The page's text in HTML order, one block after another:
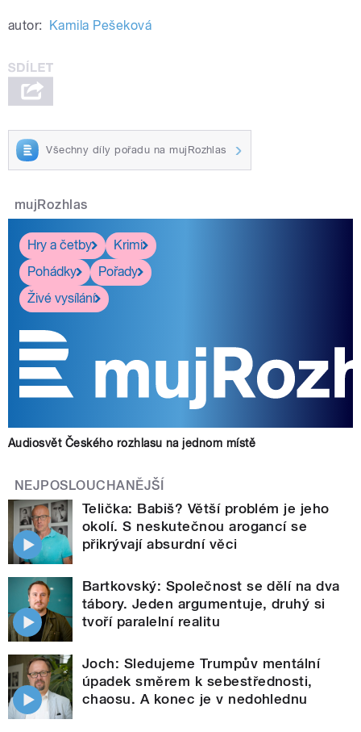
autor: Kamila Pešeková
Všechny díly pořadu na mujRozhlas
mujRozhlas
Hry a četby
Krimi
Pohádky
Pořady
Živé vysílání
Audiosvět Českého rozhlasu na jednom místě
NEJPOSLOUCHANĚJŠÍ
Telička: Babiš? Větší problém je jeho
okolí. S neskutečnou arogancí se
přikrývají absurdní věci
Bartkovský: Společnost se dělí na dva
tábory. Jeden argumentuje, druhý si
tvoří paralelní realitu
Joch: Sledujeme Trumpův mentální
úpadek směrem k sebestřednosti,
chaosu. A konec je v nedohlednu